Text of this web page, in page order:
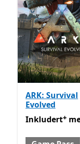
ARK: Survival
Evolved
Inkludert med
Inkludert+